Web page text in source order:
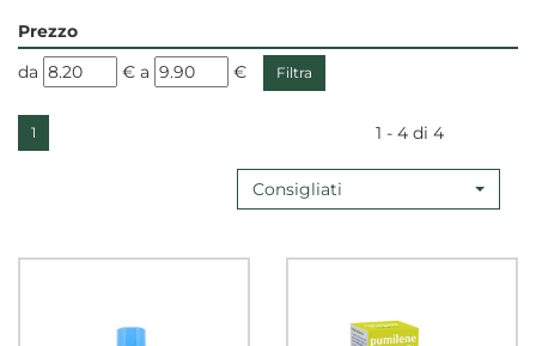
Prezzo
filtra
da € filtra
a €
1 1 - 4 di 4
Consigliati